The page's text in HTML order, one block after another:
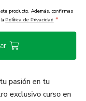
producto. Además, confirmas
Política de Privacidad *
pasión en tu
exclusivo curso en